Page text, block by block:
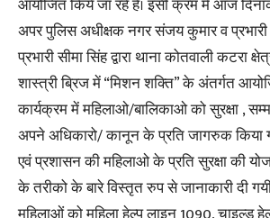
आयोजित किये जा रहे है। इसी क्रम में आज
अपर पुलिस अधीक्षक नगर संजय कुमार व प्रभारी
प्रभारी सीमा सिंह द्वारा थाना कोतवाली कटरा
शास्त्री ब्रिज में “मिशन शक्ति” के अंतर्गत
कार्यक्रम में महिलाओ/बालिकाओ को सुरक्षा ,
अपने अधिकारो/ कानून के प्रति जागरुक किया
एवं प्रशासन की महिलाओ के प्रति सुरक्षा की
के तरीको के बारे विस्तृत रुप से जानाकारी दी